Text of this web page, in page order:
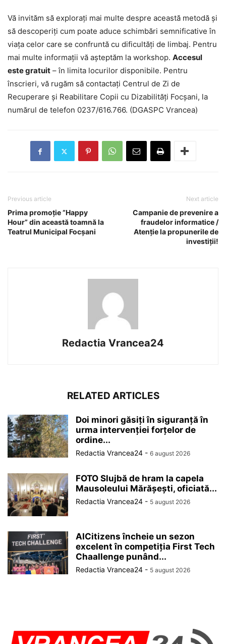
Vă invităm să explorați mai multe despre această metodă și
să descoperiți cum poate aduce schimbări semnificative în
viața celor care se confruntă cu dificultăți de limbaj. Pentru
mai multe informații vă așteptăm la workshop. Accesul
este gratuit – în limita locurilor disponibile. Pentru
înscrieri, vă rugăm să contactați Centrul de Zi de
Recuperare și Reabilitare Copii cu Dizabilități Focșani, la
numărul de telefon 0237/616.766. (DGASPC Vrancea)
Previous article
Prima promoție ”Happy
Hour” din această toamnă la
Teatrul Municipal Focșani
Next article
Campanie de prevenire a
fraudelor informatice /
Atenție la propunerile de
investiții!
Redactia Vrancea24
RELATED ARTICLES
Doi minori găsiți în siguranță în
urma intervenției forțelor de
ordine...
Redactia Vrancea24 - 6 august 2026
FOTO Slujbă de hram la capela
Mausoleului Mărășești, oficiată...
Redactia Vrancea24 - 5 august 2026
AICitizens încheie un sezon
excelent în competiția First Tech
Chaallenge punând...
Redactia Vrancea24 - 5 august 2026